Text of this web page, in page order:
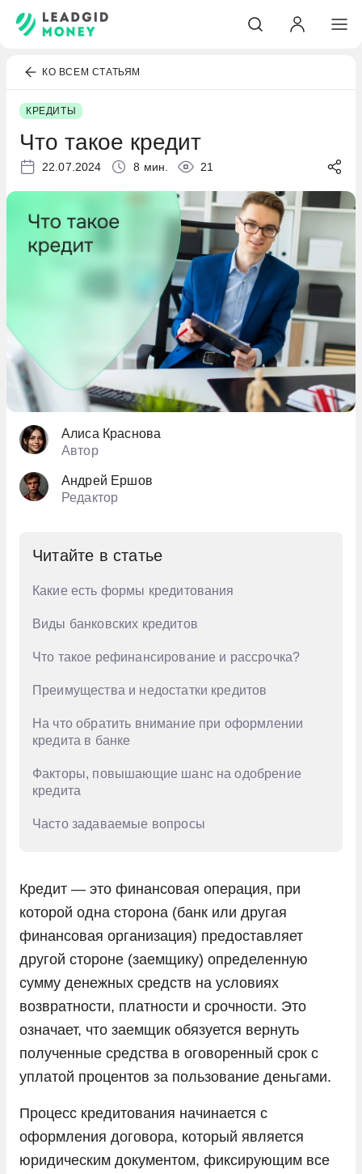
КО ВСЕМ СТАТЬЯМ
КРЕДИТЫ
Что такое кредит
22.07.2024 8 мин. 21
Алиса Краснова
Автор
Андрей Ершов
Редактор
Читайте в статье
Какие есть формы кредитования
Виды банковских кредитов
Что такое рефинансирование и рассрочка?
Преимущества и недостатки кредитов
На что обратить внимание при оформлении
кредита в банке
Факторы, повышающие шанс на одобрение
кредита
Часто задаваемые вопросы
Кредит — это финансовая операция, при
которой одна сторона (банк или другая
финансовая организация) предоставляет
другой стороне (заемщику) определенную
сумму денежных средств на условиях
возвратности, платности и срочности. Это
означает, что заемщик обязуется вернуть
полученные средства в оговоренный срок с
уплатой процентов за пользование деньгами.
Процесс кредитования начинается с
оформления договора, который является
юридическим документом, фиксирующим все